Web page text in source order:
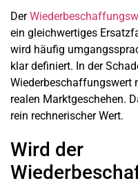
Der
ein gleichwertiges
wird häufig
klar definiert. In der
Wiederbeschaffungswert
realen Marktgeschehen.
rein rechnerischer Wert.
Wird der